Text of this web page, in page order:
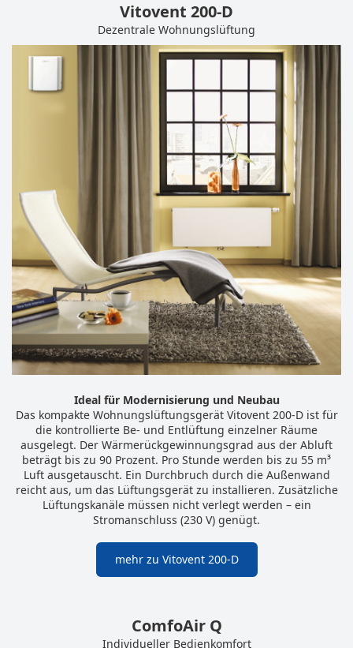
Vitovent 200-D
Dezentrale Wohnungslüftung
Ideal für Modernisierung und Neubau
Das kompakte Wohnungslüftungsgerät Vitovent 200-D ist für
die kontrollierte Be- und Entlüftung einzelner Räume
ausgelegt. Der Wärmerückgewinnungsgrad aus der Abluft
beträgt bis zu 90 Prozent. Pro Stunde werden bis zu 55 m³
Luft ausgetauscht. Ein Durchbruch durch die Außenwand
reicht aus, um das Lüftungsgerät zu installieren. Zusätzliche
Lüftungskanäle müssen nicht verlegt werden – ein
Stromanschluss (230 V) genügt.
mehr zu Vitovent 200-D
ComfoAir Q
Individueller Bedienkomfort